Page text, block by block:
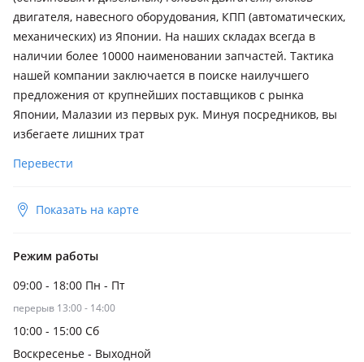
двигателя, навесного оборудования, КПП (автоматических,
механических) из Японии. На наших складах всегда в
наличии более 10000 наименовании запчастей. Тактика
нашей компании заключается в поиске наилучшего
предложения от крупнейших поставщиков с рынка
Японии, Малазии из первых рук. Минуя посредников, вы
избегаете лишних трат
Перевести
Показать на карте
Режим работы
09:00 - 18:00 Пн - Пт
перерыв 13:00 - 14:00
10:00 - 15:00 Сб
Воскресенье - Выходной